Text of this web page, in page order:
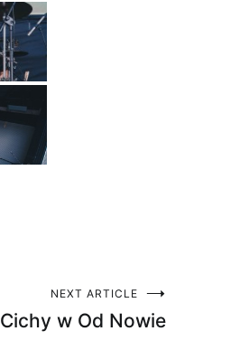
NEXT ARTICLE
Cichy w Od Nowie